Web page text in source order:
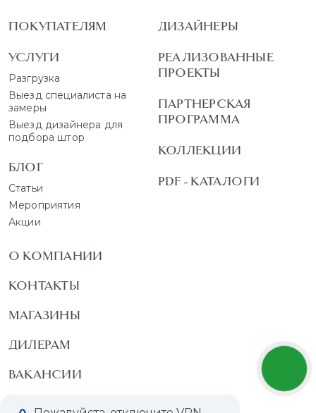
ПОКУПАТЕЛЯМ
УСЛУГИ
Разгрузка
Выезд специалиста на
замеры
Выезд дизайнера для
подбора штор
БЛОГ
Статьи
Мероприятия
Акции
ДИЗАЙНЕРЫ
РЕАЛИЗОВАННЫЕ
ПРОЕКТЫ
ПАРТНЕРСКАЯ
ПРОГРАММА
КОЛЛЕКЦИИ
PDF - КАТАЛОГИ
О КОМПАНИИ
КОНТАКТЫ
МАГАЗИНЫ
ДИЛЕРАМ
ВАКАНСИИ
ВОПРОС ОТВЕТ